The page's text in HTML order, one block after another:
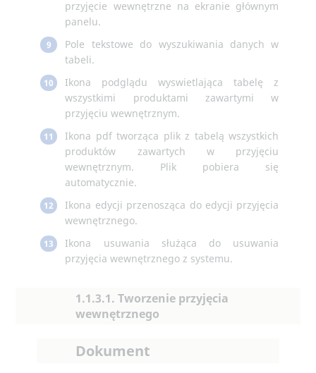
przyjęcie wewnętrzne na ekranie głównym
panelu.
9
Pole tekstowe do wyszukiwania danych w
tabeli.
10
Ikona podglądu wyswietlająca tabelę z
wszystkimi produktami zawartymi w
przyjęciu wewnętrznym.
11
Ikona pdf tworząca plik z tabelą wszystkich
produktów zawartych w przyjęciu
wewnętrznym. Plik pobiera się
automatycznie.
12
Ikona edycji przenosząca do edycji przyjęcia
wewnętrznego.
13
Ikona usuwania służąca do usuwania
przyjęcia wewnętrznego z systemu.
1.1.3.1. Tworzenie przyjęcia
wewnętrznego
Dokument